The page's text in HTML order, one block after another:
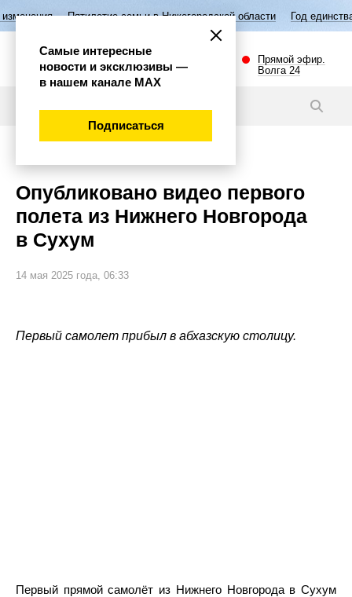
семьи в Нижегородской области Год единства народов
Прямой эфир.
Волга 24
Опубликовано видео первого
полета из Нижнего Новгорода
в Сухум
14 мая 2025 года, 06:33
Первый самолет прибыл в абхазскую столицу.
Первый прямой самолёт из Нижнего Новгорода в Сухум
Самые интересные
новости и эксклюзивы —
в нашем канале МАХ
Подписаться